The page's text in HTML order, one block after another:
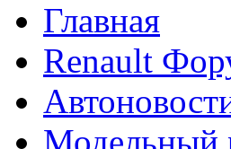
Главная
Renault